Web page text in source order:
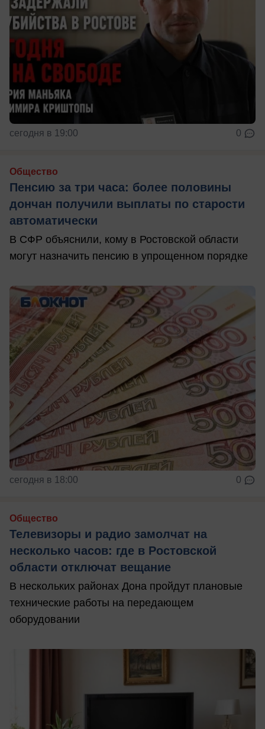
сегодня в 19:00 0
Общество
Пенсию за три часа: более половины
дончан получили выплаты по старости
автоматически
В СФР объяснили, кому в Ростовской области
могут назначить пенсию в упрощенном порядке
сегодня в 18:00 0
Общество
Телевизоры и радио замолчат на
несколько часов: где в Ростовской
области отключат вещание
В нескольких районах Дона пройдут плановые
технические работы на передающем
оборудовании